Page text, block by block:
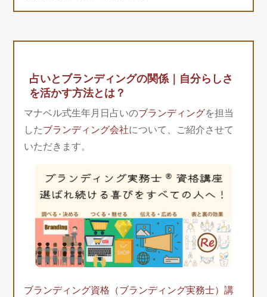
占いとブランディングの関係｜自分らしさ
を活かす方法とは？
マナベル式生年月日占いのブランディングを担当
したブランディング会社について、ご紹介させて
いただきます。
ブランディング資格（ブランディング実務士）講